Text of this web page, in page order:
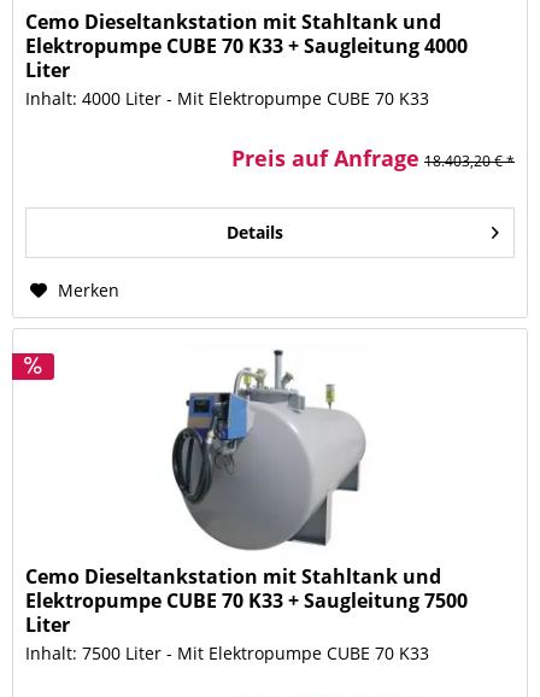
Cemo Dieseltankstation mit Stahltank und
Elektropumpe CUBE 70 K33 + Saugleitung 4000
Liter
Inhalt: 4000 Liter - Mit Elektropumpe CUBE 70 K33
Preis auf Anfrage 18.403,20 € *
Details
Merken
Cemo Dieseltankstation mit Stahltank und
Elektropumpe CUBE 70 K33 + Saugleitung 7500
Liter
Inhalt: 7500 Liter - Mit Elektropumpe CUBE 70 K33